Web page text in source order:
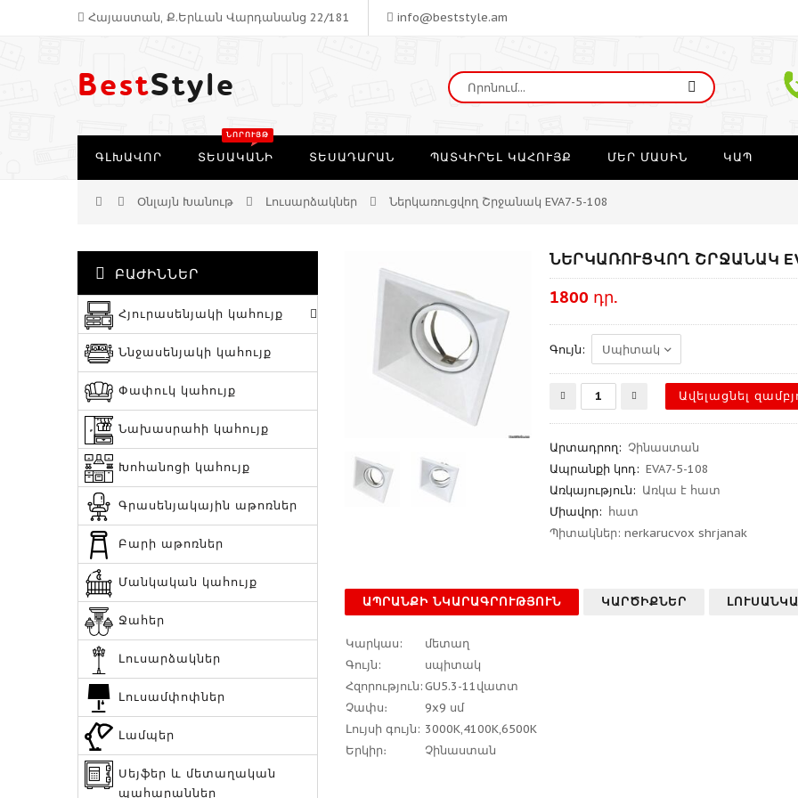
Հայաստան, Ք.Երևան Վարդանանց 22/181 info@beststyle.am
BestStyle
ԳԼԽԱՎՈՐ ՏԵՍԱԿԱՆԻ ՏԵՍԱԴԱՐԱՆ ՊԱՏՎԻՐԵԼ ԿԱՀՈՒՅՔ ՄԵՐ ՄԱՍԻՆ ԿԱՊ
Օնլայն Խանութ Լուսարձակներ Ներկառուցվող Շրջանակ EVA7-5-108
ՆԵՐԿԱՌՈՒՑՎՈՂ ՇՐՋԱՆԱԿ
1800 դր.
Գույն:
Արտադրող: Չինաստան
Ապրանքի կոդ: EVA7-5-108
Առկայություն: Առկա է հատ
Միավոր: հատ
Պիտակներ:nerkarucvox shrjanak
ԱՊՐԱՆՔԻ ՆԿԱՐԱԳՐՈՒԹՅՈՒՆ ԿԱՐԾԻՔՆԵՐ
Կարկաս:
մետաղ
Գույն:
սպիտակ
Հզորություն:GU5.3-11վատտ
Չափս։
9x9 սմ
Լույսի գույն: 3000K,4100K,6500K
Երկիր։
Չինաստան
ԲԱԺԻՆՆԵՐ
Հյուրասենյակի կահույք
Ննջասենյակի կահույք
Փափուկ կահույք
Նախասրահի կահույք
Խոհանոցի կահույք
Գրասենյակային աթոռներ
Բարի աթոռներ
Մանկական կահույք
Ջահեր
Լուսարձակներ
Լուսամփոփներ
Լամպեր
Սեյֆեր և մետաղական
պահարաններ